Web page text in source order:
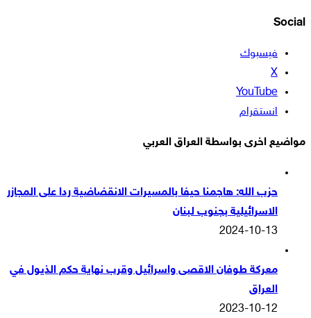
Social
فيسبوك
‫X
‫YouTube
انستقرام
مواضيع اخرى بواسطة العراق العربي
حزب الله: هاجمنا حيفا بالمسيرات الانقضاضية ردا على المجازر
الاسرائيلية بجنوب لبنان
2024-10-13
معركة طوفان الاقصى واسرائيل وقرب نهاية حكم الذيول في
العراق
2023-10-12